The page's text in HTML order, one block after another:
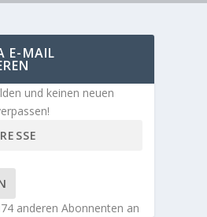
E-MAIL
und keinen neuen
anderen Abonnenten an